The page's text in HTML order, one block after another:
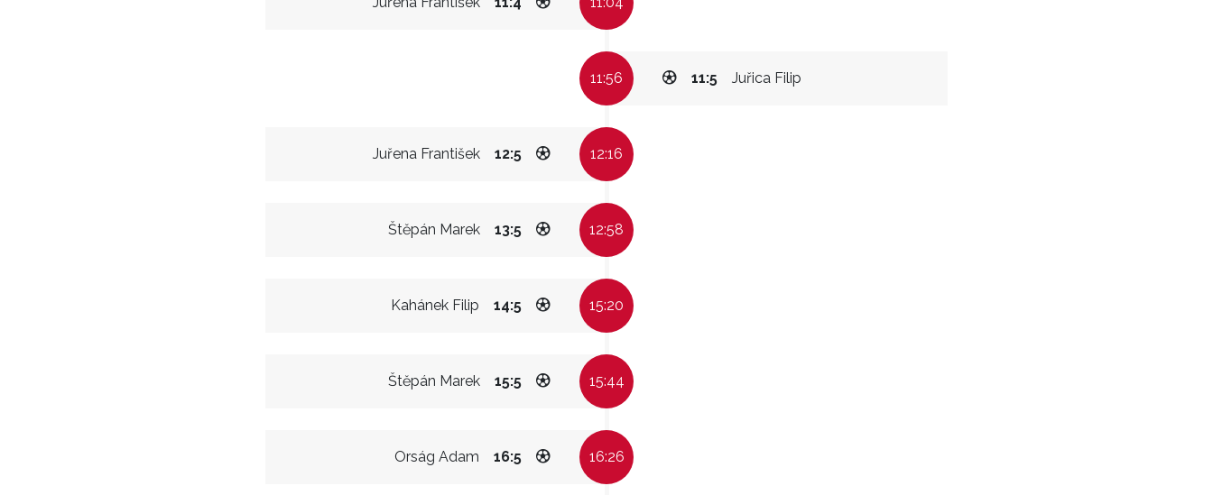
11:56 Juřica Filip
11:5
Juřena František 12:5 12:16
Štěpán Marek 13:5 12:58
Kahánek Filip 14:5 15:20
Štěpán Marek 15:5 15:44
Orság Adam 16:5 16:26